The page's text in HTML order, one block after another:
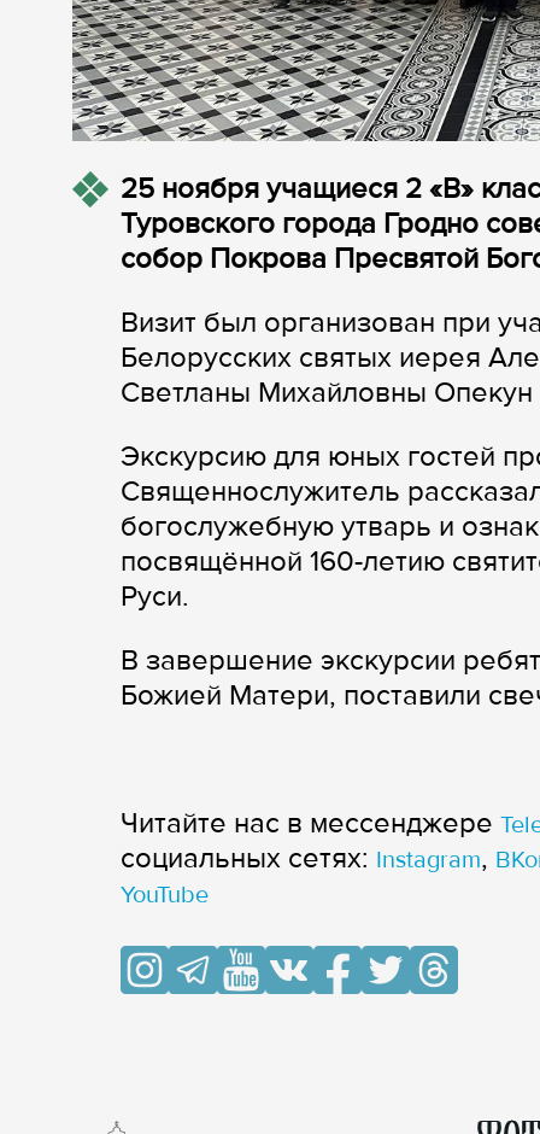
25 ноября учащиеся 2 «В»
Туровского города Гродно
собор Покрова Пресвятой
Визит был организован при
Белорусских святых иерея
Светланы Михайловны Опекун
Экскурсию для юных гостей
Священнослужитель
богослужебную утварь и
посвящённой 160-летию
Руси.
В завершение экскурсии
Божией Матери, поставили
Читайте нас в мессенджере
cоциальных сетях: Instagram,
YouTube